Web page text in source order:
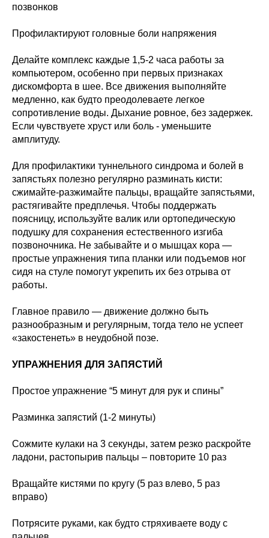
позвонков
Профилактируют головные боли напряжения
Делайте комплекс каждые 1,5-2 часа работы за
компьютером, особенно при первых признаках
дискомфорта в шее. Все движения выполняйте
медленно, как будто преодолеваете легкое
сопротивление воды. Дыхание ровное, без задержек.
Если чувствуете хруст или боль - уменьшите
амплитуду.
Для профилактики туннельного синдрома и болей в
запястьях полезно регулярно разминать кисти:
сжимайте-разжимайте пальцы, вращайте запястьями,
растягивайте предплечья. Чтобы поддержать
поясницу, используйте валик или ортопедическую
подушку для сохранения естественного изгиба
позвоночника. Не забывайте и о мышцах кора —
простые упражнения типа планки или подъемов ног
сидя на стуле помогут укрепить их без отрыва от
работы.
Главное правило — движение должно быть
разнообразным и регулярным, тогда тело не успеет
«закостенеть» в неудобной позе.
УПРАЖНЕНИЯ ДЛЯ ЗАПЯСТИЙ
Простое упражнение “5 минут для рук и спины”
Разминка запястий (1-2 минуты)
Сожмите кулаки на 3 секунды, затем резко раскройте
ладони, растопырив пальцы – повторите 10 раз
Вращайте кистями по кругу (5 раз влево, 5 раз
вправо)
Потрясите руками, как будто стряхиваете воду с